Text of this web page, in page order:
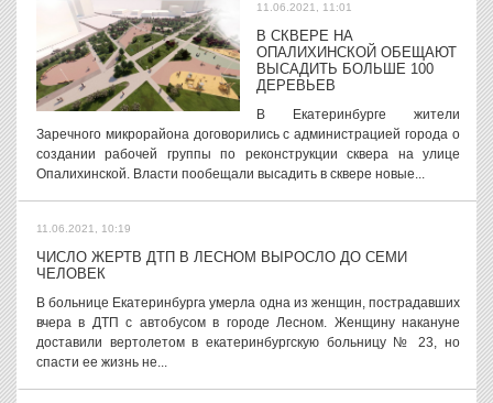
11.06.2021, 11:01
В СКВЕРЕ НА
ОПАЛИХИНСКОЙ ОБЕЩАЮТ
ВЫСАДИТЬ БОЛЬШЕ 100
ДЕРЕВЬЕВ
В Екатеринбурге жители
Заречного микрорайона договорились с администрацией города о
создании рабочей группы по реконструкции сквера на улице
Опалихинской. Власти пообещали высадить в сквере новые...
11.06.2021, 10:19
ЧИСЛО ЖЕРТВ ДТП В ЛЕСНОМ ВЫРОСЛО ДО СЕМИ
ЧЕЛОВЕК
В больнице Екатеринбурга умерла одна из женщин, пострадавших
вчера в ДТП с автобусом в городе Лесном. Женщину накануне
доставили вертолетом в екатеринбургскую больницу № 23, но
спасти ее жизнь не...